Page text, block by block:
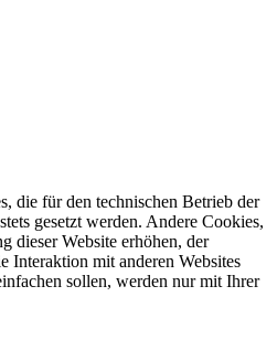
die für den technischen Betrieb der
gesetzt werden. Andere Cookies,
dieser Website erhöhen, der
Interaktion mit anderen Websites
sollen, werden nur mit Ihrer